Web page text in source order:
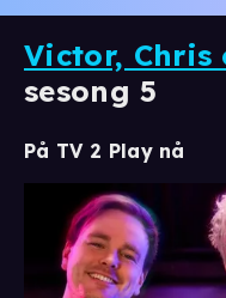
Victor, Chris
sesong 5
På TV 2 Play nå